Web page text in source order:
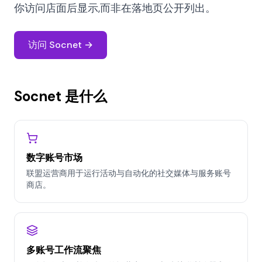
你访问店面后显示,而非在落地页公开列出。
访问 Socnet →
Socnet 是什么
数字账号市场
联盟运营商用于运行活动与自动化的社交媒体与服务账号
商店。
多账号工作流聚焦